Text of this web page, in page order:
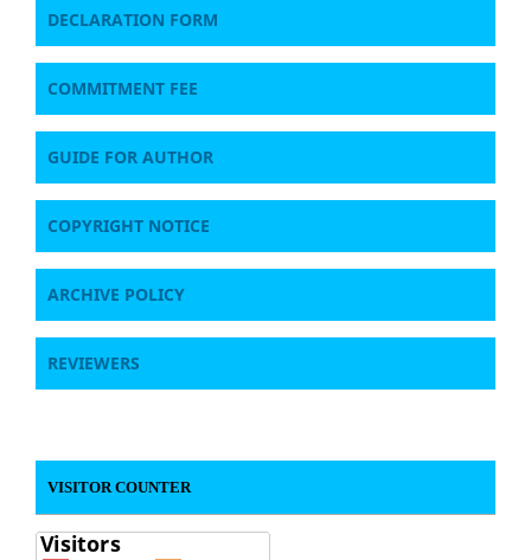
DECLARATION FORM
COMMITMENT FEE
GUIDE FOR AUTHOR
COPYRIGHT NOTICE
ARCHIVE POLICY
REVIEWERS
VISITOR COUNTER